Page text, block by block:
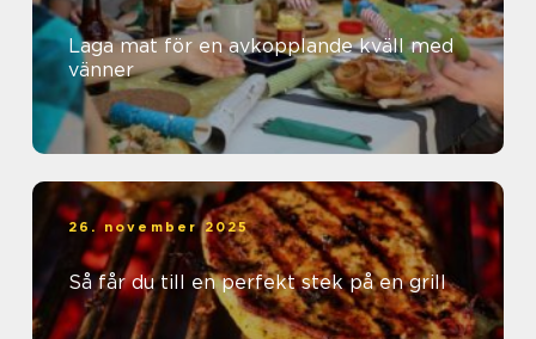
Laga mat för en avkopplande kväll med
vänner
26. november 2025
Så får du till en perfekt stek på en grill